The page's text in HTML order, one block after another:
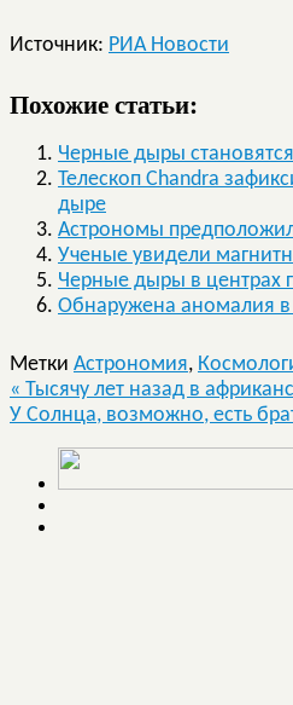
Источник: РИА Новости
Похожие статьи:
Черные дыры
Телескоп Chandra
дыре
Астрономы
Ученые увидели
Черные дыры в центрах
Обнаружена аномалия
Метки Астрономия,
« Тысячу лет назад в
У Солнца, возможно, есть